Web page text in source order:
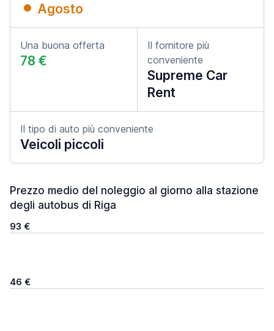
Agosto
Una buona offerta
78 €
Il fornitore più
conveniente
Supreme Car
Rent
Il tipo di auto più conveniente
Veicoli piccoli
Prezzo medio del noleggio al giorno alla stazione
degli autobus di Riga
93 €
46 €